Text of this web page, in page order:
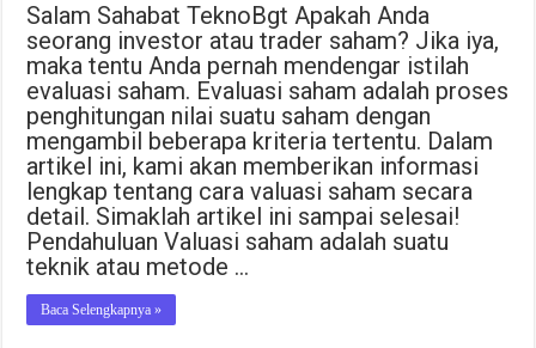
Salam Sahabat TeknoBgt Apakah Anda
seorang investor atau trader saham? Jika iya,
maka tentu Anda pernah mendengar istilah
evaluasi saham. Evaluasi saham adalah proses
penghitungan nilai suatu saham dengan
mengambil beberapa kriteria tertentu. Dalam
artikel ini, kami akan memberikan informasi
lengkap tentang cara valuasi saham secara
detail. Simaklah artikel ini sampai selesai!
Pendahuluan Valuasi saham adalah suatu
teknik atau metode …
Baca Selengkapnya »